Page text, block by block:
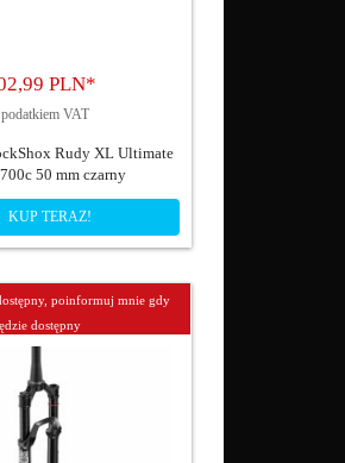
99 PLN*
VAT
Rudy XL Ultimate
50 mm czarny
KUP TERAZ!
poinformuj mnie gdy
dostępny